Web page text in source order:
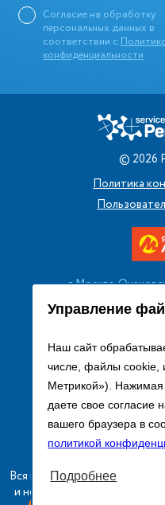
Управление
Наш сайт
числе, файлы cookie,
Метрикой»).
даете свое согласие
вашего браузера в
политикой
Подробнее
Согласие на обработку
персональных данных в
соответствии с
конфиденциальности
© 2026
Политика
г. Москва,
+7
Вся информация на сайте о
и не является публичной